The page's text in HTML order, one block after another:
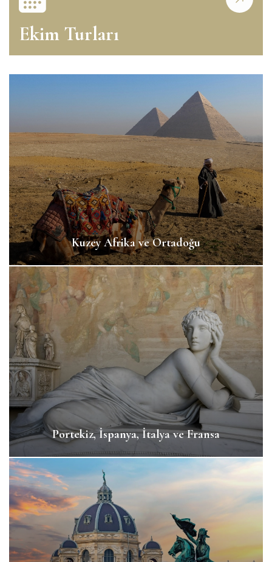
Ekim Turları
Kuzey Afrika ve Ortadoğu
Portekiz, İspanya, İtalya ve Fransa